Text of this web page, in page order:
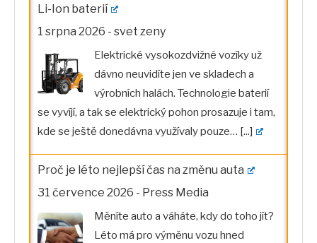
Li-Ion baterií
1 srpna 2026 - svet zeny
Elektrické vysokozdvižné vozíky už
dávno neuvidíte jen ve skladech a
výrobních halách. Technologie baterií
se vyvíjí, a tak se elektrický pohon prosazuje i tam,
kde se ještě donedávna využívaly pouze… [...]
Proč je léto nejlepší čas na změnu auta
31 července 2026 - Press Media
Měníte auto a váháte, kdy do toho jít?
Léto má pro výměnu vozu hned